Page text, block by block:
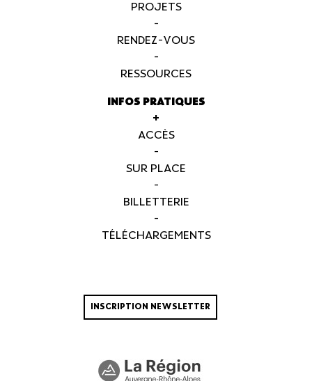
PROJETS
-
RENDEZ-VOUS
-
RESSOURCES
INFOS PRATIQUES
+
ACCÈS
-
SUR PLACE
-
BILLETTERIE
-
TÉLÉCHARGEMENTS
INSCRIPTION NEWSLETTER